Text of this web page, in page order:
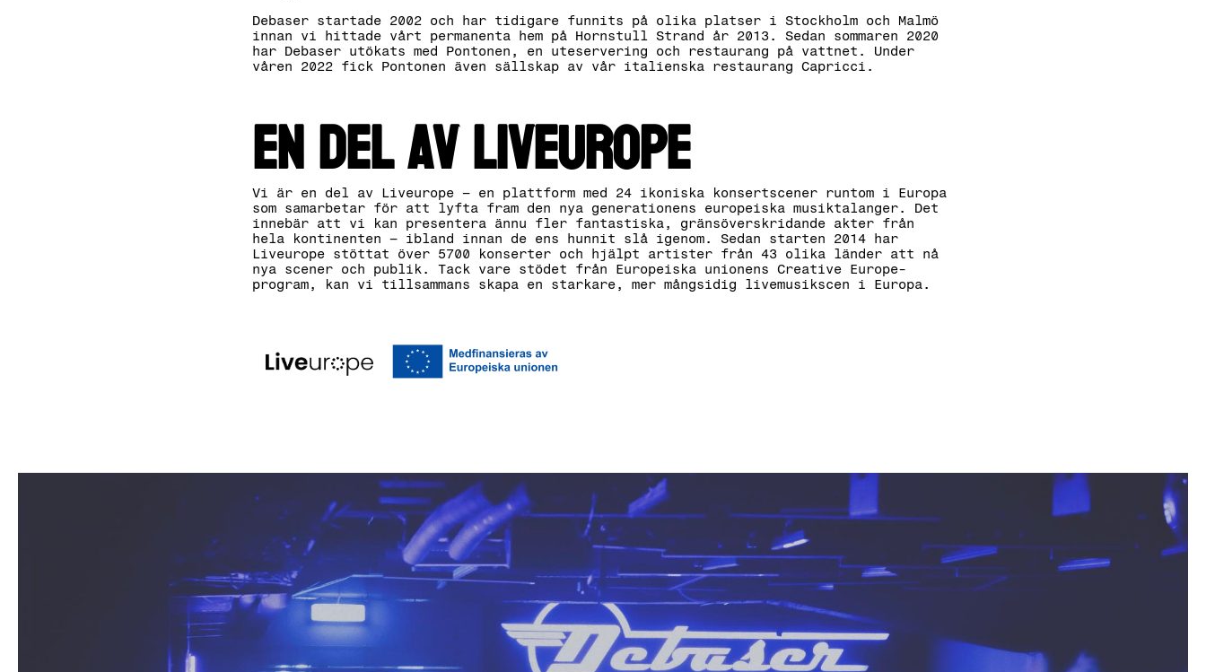
Debaser startade 2002 och har tidigare funnits på olika platser i Stockholm och Malmö
innan vi hittade vårt permanenta hem på Hornstull Strand år 2013. Sedan sommaren 2020
har Debaser utökats med Pontonen, en uteservering och restaurang på vattnet. Under
våren 2022 fick Pontonen även sällskap av vår italienska restaurang Capricci.
En del av liveurope
Vi är en del av Liveurope – en plattform med 24 ikoniska konsertscener runtom i Europa
som samarbetar för att lyfta fram den nya generationens europeiska musiktalanger. Det
innebär att vi kan presentera ännu fler fantastiska, gränsöverskridande akter från
hela kontinenten – ibland innan de ens hunnit slå igenom. Sedan starten 2014 har
Liveurope stöttat över 5700 konserter och hjälpt artister från 43 olika länder att nå
nya scener och publik. Tack vare stödet från Europeiska unionens Creative Europe-
program, kan vi tillsammans skapa en starkare, mer mångsidig livemusikscen i Europa.